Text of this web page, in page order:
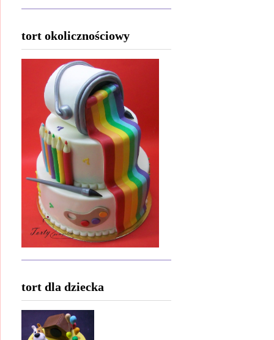
tort okolicznościowy
tort dla dziecka